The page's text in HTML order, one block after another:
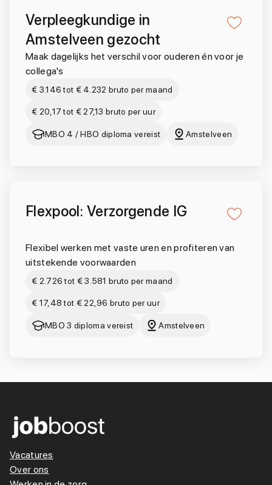
Verpleegkundige in
Amstelveen gezocht
Maak dagelijks het verschil voor ouderen én voor je
collega's
€ 3.146 tot € 4.232 bruto per maand
€ 20,17 tot € 27,13 bruto per uur
MBO 4 / HBO diploma vereist Amstelveen
Flexpool: Verzorgende IG
Flexibel werken met vaste uren en profiteren van
uitstekende voorwaarden
€ 2.726 tot € 3.581 bruto per maand
€ 17,48 tot € 22,96 bruto per uur
MBO 3 diploma vereist Amstelveen
Vacatures
Over ons